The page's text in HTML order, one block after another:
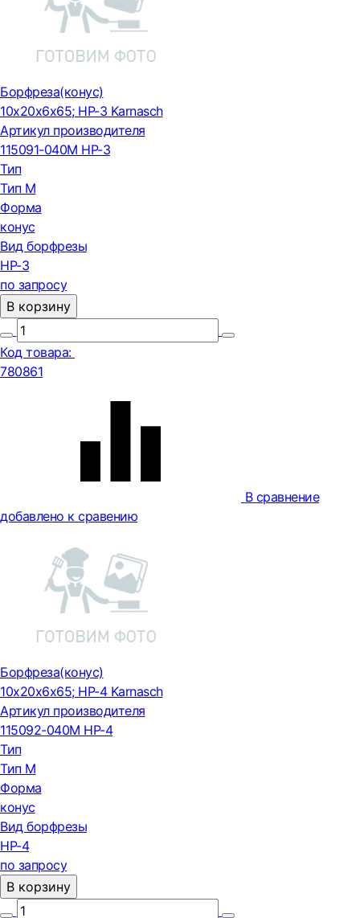
Борфреза(конус)
10x20x6x65; HP-3 Karnasch
Артикул производителя
115091-040M HP-3
Тип
Тип М
Форма
конус
Вид борфрезы
HP-3
по запросу
В корзину
Код товара:
780861
В сравнение
добавлено к сравению
Борфреза(конус)
10x20x6x65; HP-4 Karnasch
Артикул производителя
115092-040M HP-4
Тип
Тип М
Форма
конус
Вид борфрезы
HP-4
по запросу
В корзину